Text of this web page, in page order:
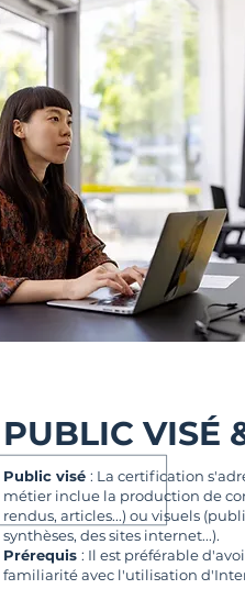
PUBLIC VISÉ
Public visé : La certification
métier inclue la production de
rendus, articles...) ou visuels
synthèses, des sites internet...).
Prérequis : Il est préférable
familiarité avec l'utilisation